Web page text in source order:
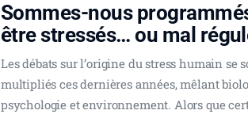
Sommes-nous
être stressés… ou mal
Les débats sur l’origine du stress humain se
multipliés ces dernières années, mêlant
psychologie et environnement. Alors que